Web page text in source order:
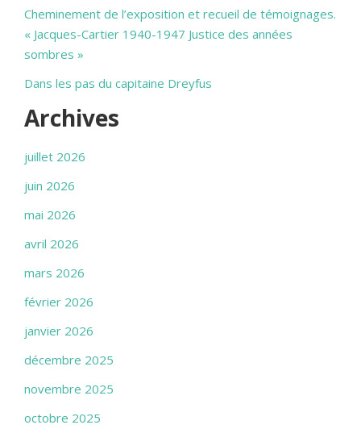
Cheminement de l’exposition et recueil de témoignages.
« Jacques-Cartier 1940-1947 Justice des années
sombres »
Dans les pas du capitaine Dreyfus
Archives
juillet 2026
juin 2026
mai 2026
avril 2026
mars 2026
février 2026
janvier 2026
décembre 2025
novembre 2025
octobre 2025